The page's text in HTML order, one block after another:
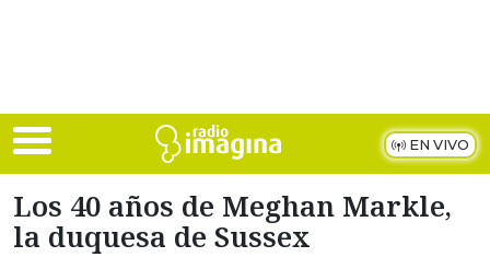
EN VIVO
Los 40 años de Meghan Markle,
la duquesa de Sussex